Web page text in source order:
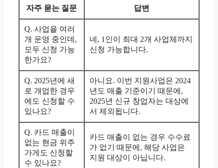
자주 묻는 질문 답변
Q. 사업을 여러
개 운영 중인데,
모두 신청 가능
한가요?
네, 1인이 최대 2개 사업체까지
신청 가능합니다.
Q. 2025년에 새
로 개업한 경우
에도 신청할 수
있나요?
아니요. 이번 지원사업은 2024
년도 매출 기준이기 때문에,
2025년 신규 창업자는 대상에
서 제외됩니다.
Q. 카드 매출이
없는 현금 위주
가게도 신청할
수 있나요?
카드 매출이 없는 경우 수수료
가 없기 때문에, 해당 사업은
지원 대상이 아닙니다.